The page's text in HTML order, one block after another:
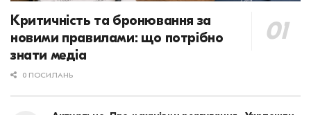
Критичність та бронювання за
новими правилами: що потрібно
знати медіа
0 ПОСИЛАНЬ